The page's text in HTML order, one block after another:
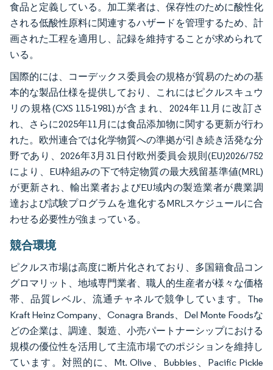
食品と定義している。加工業者は、保存性のために酸性化
される低酸性原料に関連するハザードを管理するため、計
画された工程を適用し、記録を維持することが求められて
いる。
国際的には、コーデックス委員会の規格が貿易のための基
本的な製品仕様を提供しており、これにはピクルスキュウ
リの規格(CXS 115-1981)が含まれ、2024年11月に改訂さ
れ、さらに2025年11月には食品添加物に関する更新が行わ
れた。欧州連合では化学物質への準拠が引き続き活発な分
野であり、2026年3月31日付欧州委員会規則(EU)2026/752
により、EU枠組みの下で特定物質の最大残留基準値(MRL)
が更新され、輸出業者およびEU域内の製造業者が農業調
達および試験プログラムを進化するMRLスケジュールに合
わせる必要性が強まっている。
競合環境
ピクルス市場は高度に断片化されており、多国籍食品コン
グロマリット、地域専門業者、職人的生産者が様々な価格
帯、品質レベル、流通チャネルで競争しています。The
Kraft Heinz Company、Conagra Brands、Del Monte Foodsな
どの企業は、調達、製造、小売パートナーシップにおける
規模の優位性を活用して主流市場でのポジションを維持し
ています。対照的に、Mt. Olive、Bubbies、Pacific Pickle